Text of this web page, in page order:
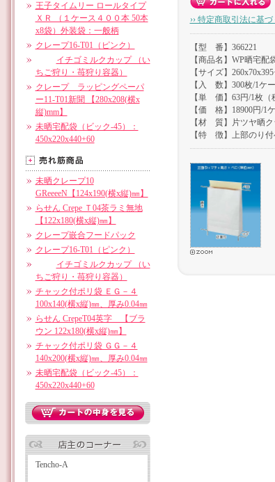
王子タイムリー ロールタイプ
ＸＲ （１ケース４００本 50本
x8袋）外装袋：一般柄
クレープ16-T01（ピンク）
イチゴミルクカップ （い
ちご狩り・苺狩り容器）
クレープ ラッピングペーパ
ー11-T01新聞 【280x208(横x
縦)mm】
未晒宅配袋（ビック-45）：
450x220x440+60
未晒クレープ10
GReeeeN【124x190(横x縦)㎜】
らせん Crepe Ｔ04茶ラミ無地
【122x180(横x縦)㎜】
クレープ嵌合フードパック
クレープ16-T01（ピンク）
イチゴミルクカップ （い
ちご狩り・苺狩り容器）
チャック付ポリ袋 ＥＧ－４
100x140(横x縦)㎜、厚み0.04㎜
らせん CrepeT04英字 【ブラ
ウン 122x180(横x縦)㎜】
チャック付ポリ袋 ＧＧ－４
140x200(横x縦)㎜、厚み0.04㎜
未晒宅配袋（ビック-45）：
450x220x440+60
Tencho-A
›› 特定商取引法に基
【型 番】366221
【商品名】WP晒宅配
【サイズ】
【入 数】300枚/1ケ
【単 価】63円/1枚（
【価 格】18900円/1
【材 質】片ツヤ晒
【特 徴】上部のり付